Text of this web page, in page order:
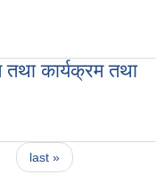
कार्यक्रम तथा
last »